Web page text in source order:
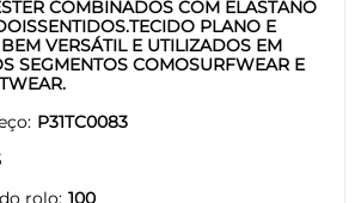
COMBINADOS COM ELASTANO
PLANO E
VERSÁTIL E UTILIZADOS EM
SEGMENTOS COMOSURFWEAR E
P31TC0083
rolo 100